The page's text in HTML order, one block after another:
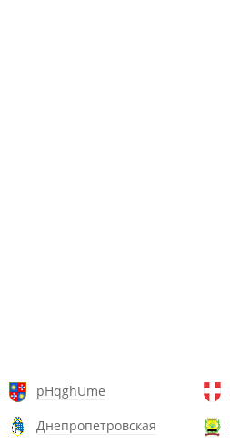
pHqghUme
Днепропетровская